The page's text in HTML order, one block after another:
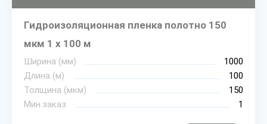
Гидроизоляционная пленка полотно 150
мкм 1 х 100 м
Ширина (мм)
1000
Длина (м)
100
Толщина (мкм)
150
Мин.заказ
1